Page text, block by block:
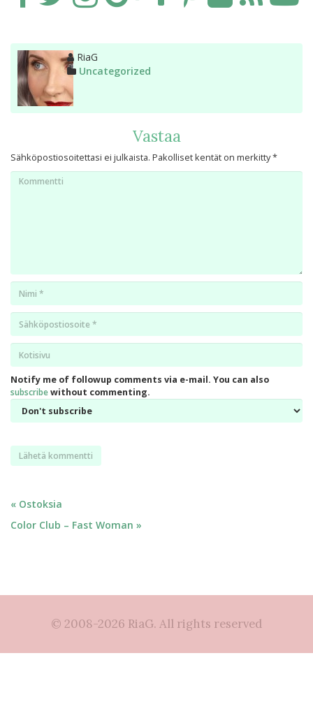
Kirjoittaja
RiaG
Kategoriat
Uncategorized
Vastaa
Sähköpostiosoitettasi ei julkaista. Pakolliset kentät on merkitty*
Kommentti
Notify me of followup comments via e-mail. You can also
subscribewithout commenting.
Artikkelien
« Ostoksia
Color Club – Fast Woman »
© 2008-2026 RiaG. All rights reserved